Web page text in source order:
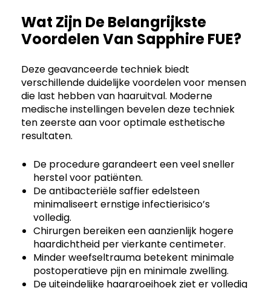
Wat Zijn De Belangrijkste
Voordelen Van Sapphire FUE?
Deze geavanceerde techniek biedt
verschillende duidelijke voordelen voor mensen
die last hebben van haaruitval. Moderne
medische instellingen bevelen deze techniek
ten zeerste aan voor optimale esthetische
resultaten.
De procedure garandeert een veel sneller
herstel voor patiënten.
De antibacteriële saffier edelsteen
minimaliseert ernstige infectierisico’s
volledig.
Chirurgen bereiken een aanzienlijk hogere
haardichtheid per vierkante centimeter.
Minder weefseltrauma betekent minimale
postoperatieve pijn en minimale zwelling.
De uiteindelijke haargroeihoek ziet er volledig